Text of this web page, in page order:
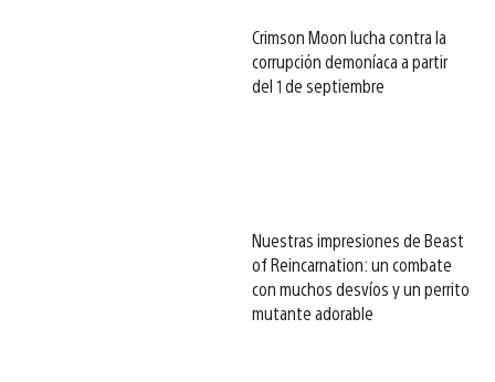
Crimson Moon lucha contra la
corrupción demoníaca a partir
del 1 de septiembre
Nuestras impresiones de Beast
of Reincarnation: un combate
con muchos desvíos y un perrito
mutante adorable